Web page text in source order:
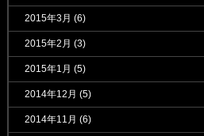
2015年3月 (6)
2015年2月 (3)
2015年1月 (5)
2014年12月 (5)
2014年11月 (6)